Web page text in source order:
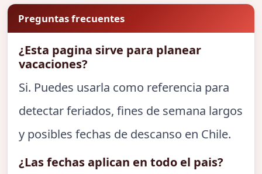
Preguntas frecuentes
¿Esta pagina sirve para planear
vacaciones?
Si. Puedes usarla como referencia para
detectar feriados, fines de semana largos
y posibles fechas de descanso en Chile.
¿Las fechas aplican en todo el pais?